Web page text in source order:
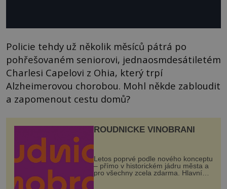
Policie tehdy už několik měsíců pátrá po
pohřešovaném seniorovi, jednaosmdesátiletém
Charlesi Capelovi z Ohia, který trpí
Alzheimerovou chorobou. Mohl někde zabloudit
a zapomenout cestu domů?
ROUDNICKÉ VINOBRANÍ
Letos poprvé podle nového konceptu
– přímo v historickém jádru města a
pro všechny zcela zdarma. Hlavní
program se odehraje na Karlově a